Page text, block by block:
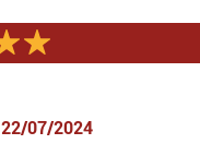
22/07/2024